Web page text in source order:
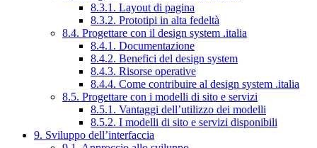
8.3.1. Layout di pagina
8.3.2. Prototipi in alta fedeltà
8.4. Progettare con il design system .italia
8.4.1. Documentazione
8.4.2. Benefici del design system
8.4.3. Risorse operative
8.4.4. Come contribuire al design system .italia
8.5. Progettare con i modelli di sito e servizi
8.5.1. Vantaggi dell’utilizzo dei modelli
8.5.2. I modelli di sito e servizi disponibili
9. Sviluppo dell’interfaccia